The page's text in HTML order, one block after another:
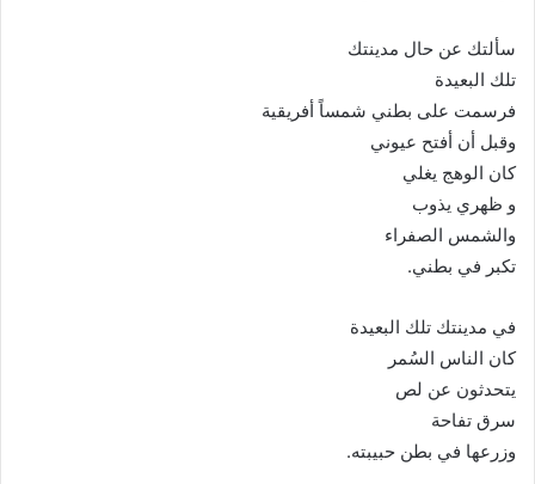
سألتك عن حال مدينتك
تلك البعيدة
فرسمت على بطني شمساً أفريقية
وقبل أن أفتح عيوني
كان الوهج يغلي
و ظهري يذوب
والشمس الصفراء
تكبر في بطني.
في مدينتك تلك البعيدة
كان الناس السُمر
يتحدثون عن لص
سرق تفاحة
وزرعها في بطن حبيبته.